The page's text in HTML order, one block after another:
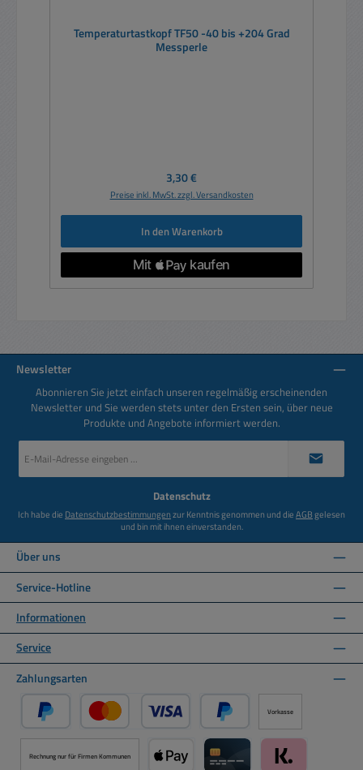
Temperaturtastkopf TF50 -40 bis +204 Grad
Messperle
Regulärer Preis:
3,30 €
Preise inkl. MwSt. zzgl. Versandkosten
In den Warenkorb
Newsletter
Abonnieren Sie jetzt einfach unseren regelmäßig erscheinenden
Newsletter und Sie werden stets unter den Ersten sein, über neue
Produkte und Angebote informiert werden.
Mail-
Datenschutz
Ich habe die Datenschutzbestimmungenzur Kenntnis genommen und dieAGBgelesen
und bin mit ihnen einverstanden.
Über uns
Service-Hotline
Informationen
Service
Zahlungsarten
PayPal Kredit- oder Debitkarte über PayPal
Später Bezahlen über PayPal
Vorkasse
Rechnung nur für Firmen Kommunen